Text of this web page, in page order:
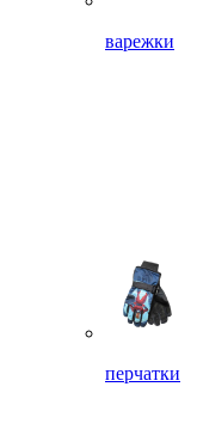
варежки
перчатки